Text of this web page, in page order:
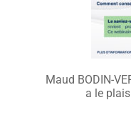
Maud BODIN-
a le